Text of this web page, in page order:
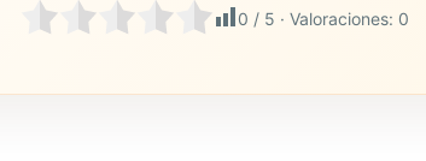
0 / 5 · Valoraciones: 0